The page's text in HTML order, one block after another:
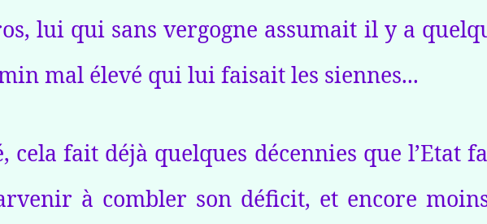
lui qui sans vergogne assumait il y a
mal élevé qui lui faisait les siennes...
cela fait déjà quelques décennies que l’Etat
à combler son déficit, et encore